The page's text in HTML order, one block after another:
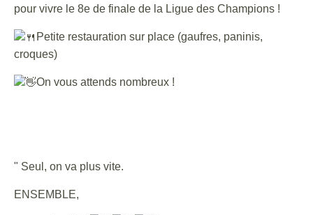
pour vivre le 8e de finale de la Ligue des Champions !
Petite restauration sur place (gaufres, paninis,
croques)
On vous attends nombreux !
" Seul, on va plus vite.
ENSEMBLE,